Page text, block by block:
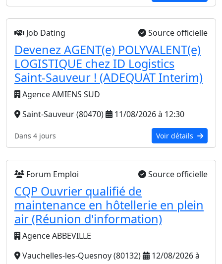
Job Dating Source officielle
Devenez AGENT(e) POLYVALENT(e)
LOGISTIQUE chez ID Logistics
Saint-Sauveur ! (ADEQUAT Interim)
Agence AMIENS SUD
Saint-Sauveur (80470)
11/08/2026 à 12:30
Dans 4 jours Voir détails
Forum Emploi Source officielle
CQP Ouvrier qualifié de
maintenance en hôtellerie en plein
air (Réunion d'information)
Agence ABBEVILLE
Vauchelles-les-Quesnoy (80132)
12/08/2026 à